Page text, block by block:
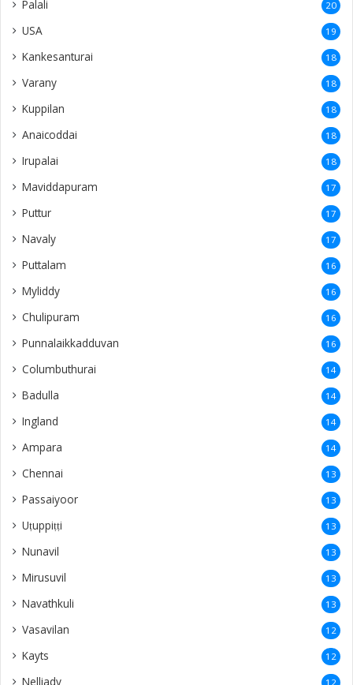
12
12
12
Kadduvan 12
Koddadi 12
12
Siruppiddy 12
Gurunagar 11
10
Kurumpasiddy 10
10
Poonakary 10
Polikandy 9
9
9
9
Kalmunai 9
United States 9
8
Moolai 8
Ratnapura 8
8
8
7
7
Sanguveli 7